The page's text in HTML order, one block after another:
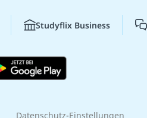
Studyflix Business
Datenschutz-Einstellungen